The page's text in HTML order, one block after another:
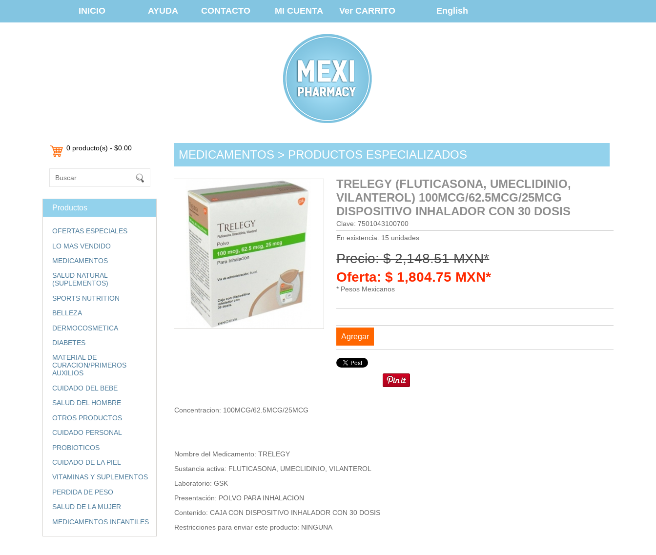
INICIO AYUDA CONTACTO MI CUENTA Ver CARRITO English
0 producto(s) - $0.00
Productos
OFERTAS ESPECIALES
LO MAS VENDIDO
MEDICAMENTOS
SALUD NATURAL
(SUPLEMENTOS)
SPORTS NUTRITION
BELLEZA
DERMOCOSMETICA
DIABETES
MATERIAL DE
CURACION/PRIMEROS
AUXILIOS
CUIDADO DEL BEBE
SALUD DEL HOMBRE
OTROS PRODUCTOS
CUIDADO PERSONAL
PROBIOTICOS
CUIDADO DE LA PIEL
VITAMINAS Y SUPLEMENTOS
PERDIDA DE PESO
SALUD DE LA MUJER
MEDICAMENTOS INFANTILES
MEDICAMENTOS > PRODUCTOS ESPECIALIZADOS
TRELEGY (FLUTICASONA, UMECLIDINIO,
VILANTEROL) 100MCG/62.5MCG/25MCG
DISPOSITIVO INHALADOR CON 30 DOSIS
Clave: 7501043100700
En existencia: 15 unidades
Precio: $ 2,148.51 MXN*
Oferta: $ 1,804.75 MXN*
* Pesos Mexicanos
Agregar
Concentracion: 100MCG/62.5MCG/25MCG
Nombre del Medicamento: TRELEGY
Sustancia activa: FLUTICASONA, UMECLIDINIO, VILANTEROL
Laboratorio: GSK
Presentación: POLVO PARA INHALACION
Contenido: CAJA CON DISPOSITIVO INHALADOR CON 30 DOSIS
Restricciones para enviar este producto: NINGUNA